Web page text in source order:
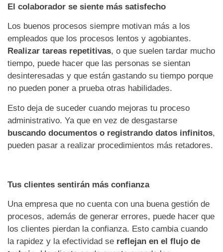
El colaborador se siente más satisfecho
Los buenos procesos siempre motivan más a los
empleados que los procesos lentos y agobiantes.
Realizar tareas repetitivas, o que suelen tardar mucho
tiempo, puede hacer que las personas se sientan
desinteresadas y que están gastando su tiempo porque
no pueden poner a prueba otras habilidades.
Esto deja de suceder cuando mejoras tu proceso
administrativo. Ya que en vez de desgastarse
buscando documentos o registrando datos infinitos,
pueden pasar a realizar procedimientos más retadores.
Tus clientes sentirán más confianza
Una empresa que no cuenta con una buena gestión de
procesos, además de generar errores, puede hacer que
los clientes pierdan la confianza. Esto cambia cuando
la rapidez y la efectividad se reflejan en el flujo de